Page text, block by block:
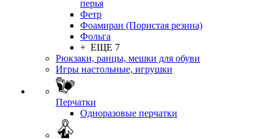
перья
Фетр
Фоамиран (Пористая резина)
Фольга
+ ЕЩЕ 7
Рюкзаки, ранцы, мешки для обуви
Игры настольные, игрушки
Перчатки
Одноразовые перчатки